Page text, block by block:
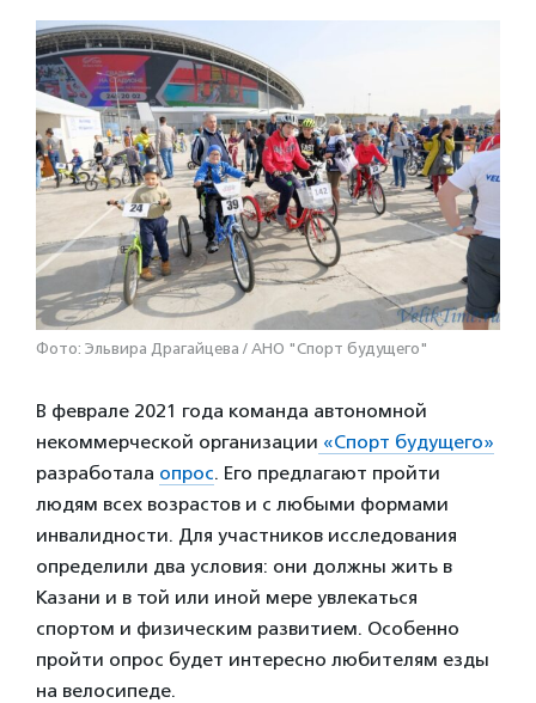
Фото: Эльвира Драгайцева / АНО "Спорт будущего"
В феврале 2021 года команда автономной
некоммерческой организации «Спорт будущего»
разработала опрос. Его предлагают пройти
людям всех возрастов и с любыми формами
инвалидности. Для участников исследования
определили два условия: они должны жить в
Казани и в той или иной мере увлекаться
спортом и физическим развитием. Особенно
пройти опрос будет интересно любителям езды
на велосипеде.